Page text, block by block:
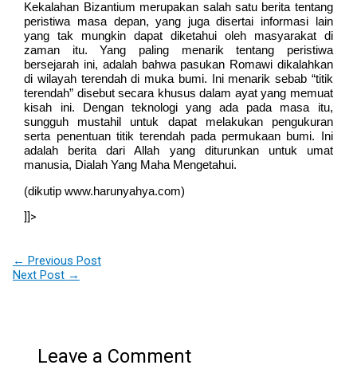
Kekalahan Bizantium merupakan salah satu berita tentang
peristiwa masa depan, yang juga disertai informasi lain
yang tak mungkin dapat diketahui oleh masyarakat di
zaman itu. Yang paling menarik tentang peristiwa
bersejarah ini, adalah bahwa pasukan Romawi dikalahkan
di wilayah terendah di muka bumi. Ini menarik sebab “titik
terendah” disebut secara khusus dalam ayat yang memuat
kisah ini. Dengan teknologi yang ada pada masa itu,
sungguh mustahil untuk dapat melakukan pengukuran
serta penentuan titik terendah pada permukaan bumi. Ini
adalah berita dari Allah yang diturunkan untuk umat
manusia, Dialah Yang Maha Mengetahui.
(dikutip www.harunyahya.com)
]]>
← Previous Post
Next Post →
Leave a Comment